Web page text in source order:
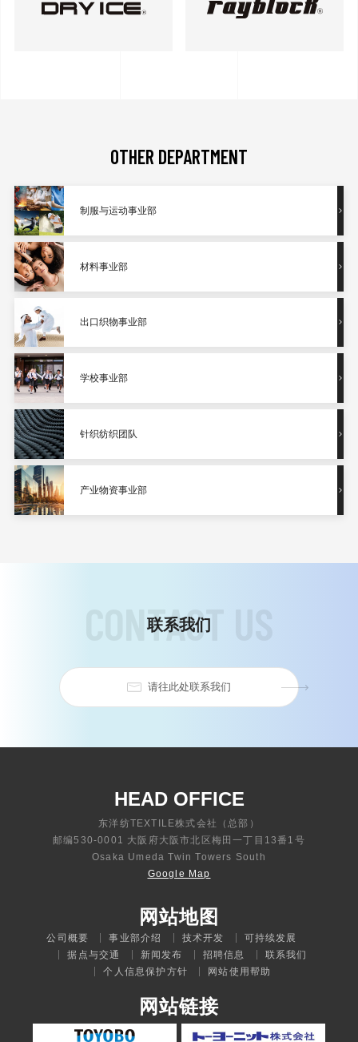
OTHER DEPARTMENT
制服与运动事业部
材料事业部
出口织物事业部
学校事业部
针织纺织团队
产业物资事业部
联系我们
TACT
请往此处联系我们
HEAD OFFICE
东洋纺TEXTILE株式会社（总部）
邮编530-0001 大阪府大阪市北区梅田一丁目13番1号
Osaka Umeda Twin Towers South
Google Map
网站地图
公司概要 事业部介绍 技术开发
可持续发展
据点与交通
新闻发布 招聘信息
联系我们
个人信息保护方针
网站使用帮助
网站链接